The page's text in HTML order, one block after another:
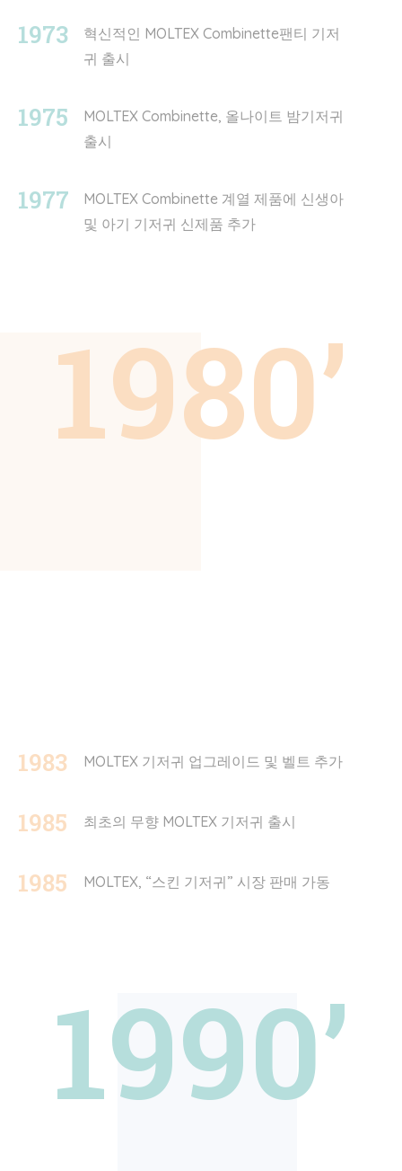
1973
혁신적인 MOLTEX Combinette팬티 기저
귀 출시
1975
MOLTEX Combinette, 올나이트 밤기저귀
출시
1977
MOLTEX Combinette 계열 제품에 신생아
및 아기 기저귀 신제품 추가
1980’
1983 MOLTEX 기저귀 업그레이드 및 벨트 추가
1985 최초의 무향 MOLTEX 기저귀 출시
1985 MOLTEX, “스킨 기저귀” 시장 판매 가동
1990’